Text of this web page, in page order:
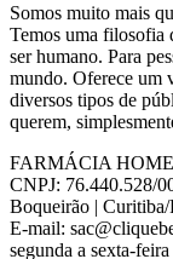
Somos muito mais
Temos uma filosofia
ser humano. Para
mundo. Oferece um
diversos tipos de
querem,
FARMÁCIA
CNPJ: 76.440.528/
Boqueirão |
E-mail:
segunda a sexta-